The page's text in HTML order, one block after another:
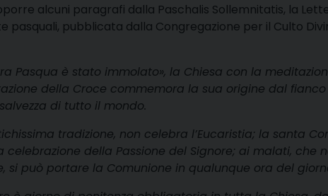
alcuni paragrafi dalla Paschalis Sollemnitatis, la
pubblicata dalla Congregazione per il Culto
Pasqua è stato immolato», la Chiesa con la
della Croce commemora la sua origine dal
di tutto il mondo.
tradizione, non celebra l’Eucaristia; la santa
della Passione del Signore; ai malati, che
si può portare la Comunione in qualunque ora del